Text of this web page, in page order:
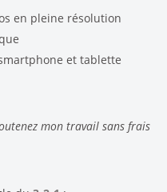
en pleine résolution
et tablette
mon travail sans frais